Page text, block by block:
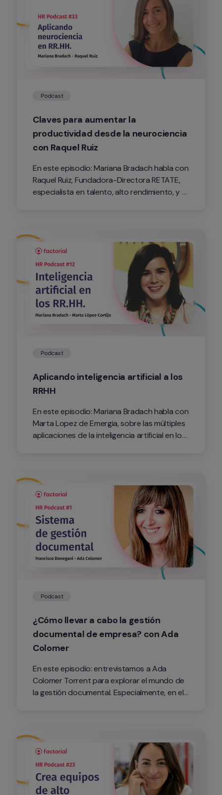
Podcast
Claves para aumentar la
productividad desde la neurociencia
con Raquel Ruiz
En este episodio: Mariana Bradach habla con
Raquel Ruiz, Fundadora-Directora RETATE,
especialista en talento, alto rendimiento, y
Podcast
Aplicando inteligencia artificial a los
RRHH
En este episodio: Mariana Bradach habla con
Marta Lopez de Emergia, sobre las múltiples
aplicaciones de la inteligencia artificial en los
Podcast
¿Cómo llevar a cabo la gestión
documental de empresa? con Ada
Colomer
En este episodio: entrevistamos a Ada
Colomer Torrent para explorar el mundo de
la gestión documental. Especialmente, en el